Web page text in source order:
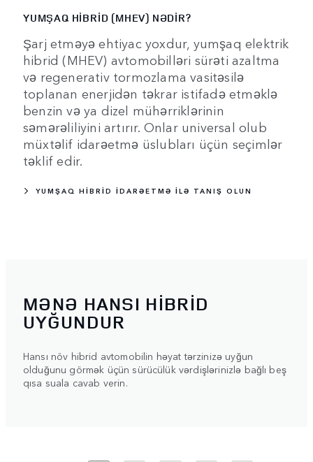
YUMŞAQ HİBRİD (MHEV) NƏDİR?
Şarj etməyə ehtiyac yoxdur, yumşaq elektrik
hibrid (MHEV) avtomobilləri sürəti azaltma
və regenerativ tormozlama vasitəsilə
toplanan enerjidən təkrar istifadə etməklə
benzin və ya dizel mühərriklərinin
səmərəliliyini artırır. Onlar universal olub
müxtəlif idarəetmə üslubları üçün seçimlər
təklif edir.
YUMŞAQ HİBRİD İDARƏETMƏ İLƏ TANIŞ OLUN
MƏNƏ HANSI HİBRİD
UYĞUNDUR
Hansı növ hibrid avtomobilin həyat tərzinizə uyğun
olduğunu görmək üçün sürücülük vərdişlərinizlə bağlı beş
qısa suala cavab verin.